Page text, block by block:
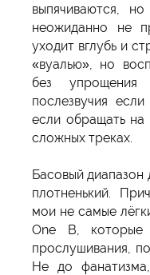
выпячиваются,
неожиданно не
уходит вглубь и
«вуалью», но
без упрощения
послезвучия
если обращать
сложных треках.
Басовый диапазон
плотненький.
мои не самые
One B, которые
прослушивания,
Не до